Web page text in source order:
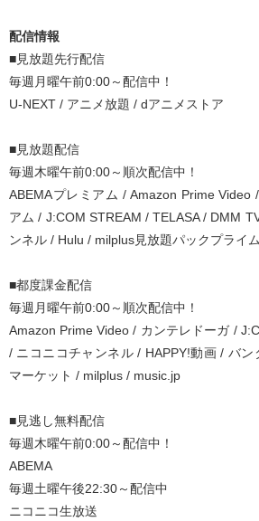
配信情報
■見放題先行配信
毎週月曜午前0:00～配信中！
U-NEXT / アニメ放題 / dアニメストア
■見放題配信
毎週木曜午前0:00～順次配信中！
ABEMAプレミアム / Amazon Prime Video
アム / J:COM STREAM / TELASA / DMM
ンネル / Hulu / milplus見放題パックプライ
■都度課金配信
毎週月曜午前0:00～順次配信中！
Amazon Prime Video / カンテレドーガ /
/ ニコニコチャンネル / HAPPY!動画 / バ
マーケット / milplus / music.jp
■見逃し無料配信
毎週木曜午前0:00～配信中！
ABEMA
毎週土曜午後22:30～配信中
ニコニコ生放送